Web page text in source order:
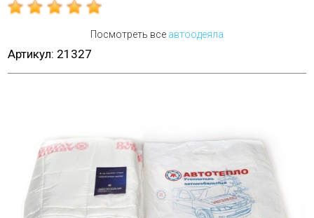
Посмотреть все автоодеяла
Артикул: 21327